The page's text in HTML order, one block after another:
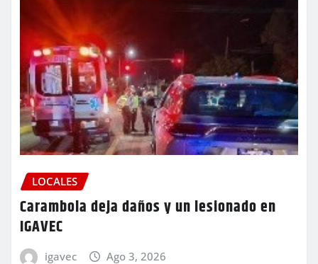
LOCALES
Carambola deja daños y un lesionado en
IGAVEC
igavec Ago 3, 2026